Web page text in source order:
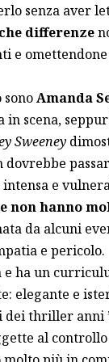
senza aver
differenze
e
Amanda
in scena,
Sweeney
intensa e
non hanno
da alcuni
e pericolo.
e ha un
elegante e
thriller anni
al